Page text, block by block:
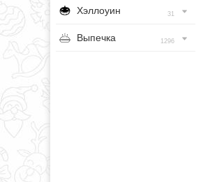
Хэллоуин 31
Выпечка 1296